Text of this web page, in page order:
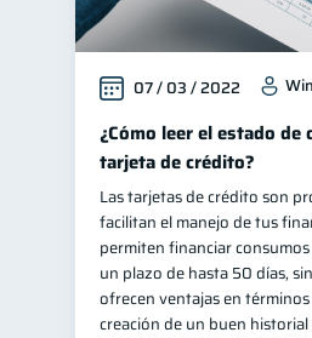
Cuenta Inactiva
Finanzas Personales 1
Finanzas en Pareja
Educación Financiera 1
Fraudes 1
Información financiera
inversiones 1
Salud mental
Retiro 1 Doble
07 / 03 / 2022
¿Cómo leer el estado de
tarjeta de crédito?
Las tarjetas de crédito son
facilitan el manejo de tus
permiten financiar
un plazo de hasta 50 días,
ofrecen ventajas en
creación de un buen